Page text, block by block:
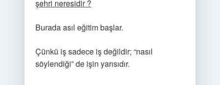
şehri neresidir ?
Burada asıl eğitim başlar.
Çünkü iş sadece iş değildir; “nasıl
söylendiği” de işin yarısıdır.